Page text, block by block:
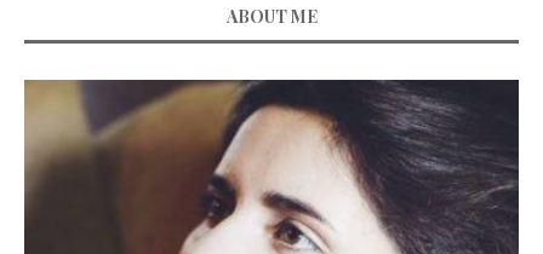
ABOUT ME